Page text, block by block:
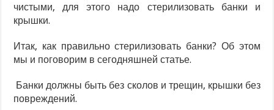
чистыми, для этого надо стерилизовать банки и
крышки.
Итак, как правильно стерилизовать банки? Об этом
мы и поговорим в сегодняшней статье.
Банки должны быть без сколов и трещин, крышки без
повреждений.